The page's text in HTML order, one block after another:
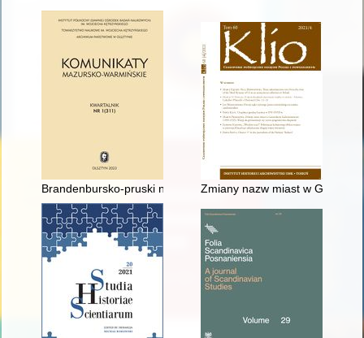
Brandenbursko-pruski napad na Stoczek Klasztorny
Zmiany nazw miast w